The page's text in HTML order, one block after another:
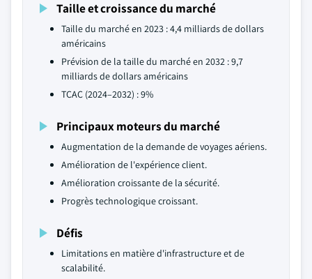
Taille et croissance du marché
Taille du marché en 2023 : 4,4 milliards de dollars
américains
Prévision de la taille du marché en 2032 : 9,7
milliards de dollars américains
TCAC (2024–2032) : 9%
Principaux moteurs du marché
Augmentation de la demande de voyages aériens.
Amélioration de l'expérience client.
Amélioration croissante de la sécurité.
Progrès technologique croissant.
Défis
Limitations en matière d'infrastructure et de
scalabilité.